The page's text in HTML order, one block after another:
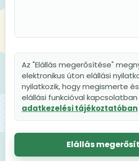
Az "Elállás megerősítése"
elektronikus úton elállási
nyilatkozik, hogy megismerte
elállási funkcióval kapcsolatban
adatkezelési tájékoztatóban
Elállás